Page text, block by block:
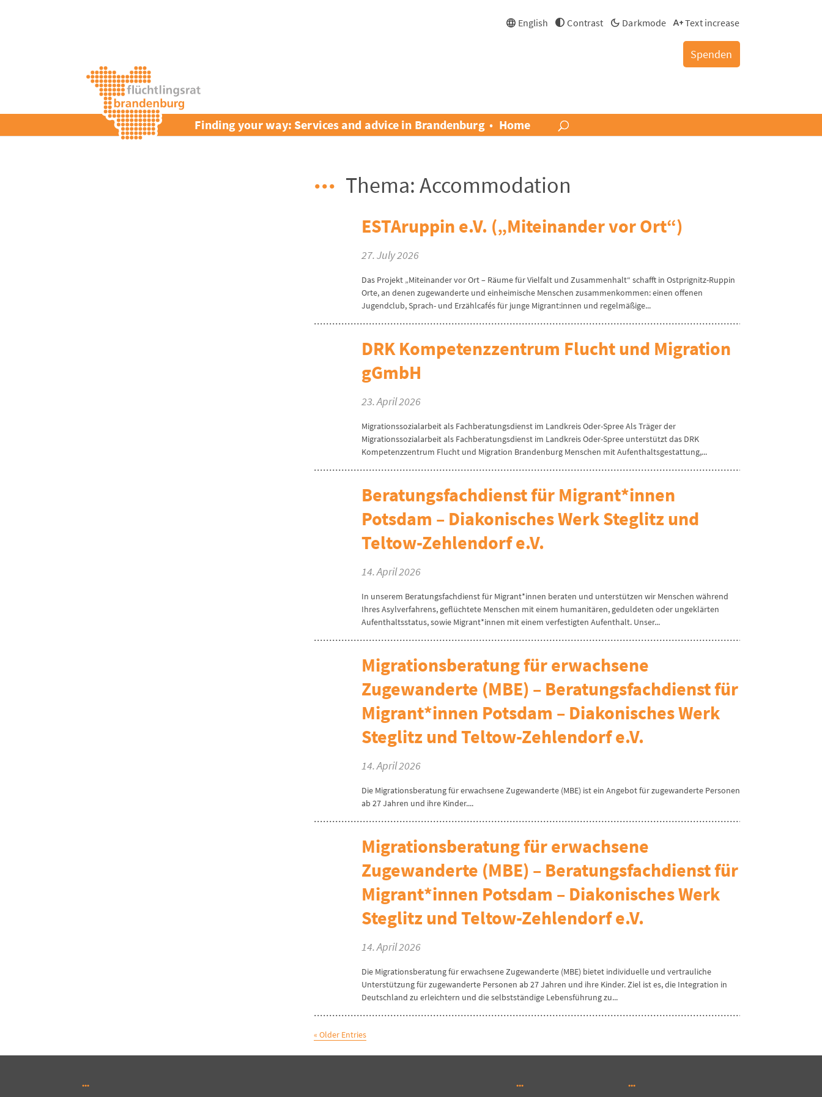
English Contrast Darkmode Text increase
Spenden
Finding your way: Services and advice in Brandenburg Home
Thema: Accommodation
ESTAruppin e.V. („Miteinander vor Ort“)
27. July 2026
Das Projekt „Miteinander vor Ort – Räume für Vielfalt und Zusammenhalt“ schafft in Ostprignitz-Ruppin
Orte, an denen zugewanderte und einheimische Menschen zusammenkommen: einen offenen
Jugendclub, Sprach- und Erzählcafés für junge Migrant:innen und regelmäßige...
DRK Kompetenzzentrum Flucht und Migration
gGmbH
23. April 2026
Migrationssozialarbeit als Fachberatungsdienst im Landkreis Oder-Spree Als Träger der
Migrationssozialarbeit als Fachberatungsdienst im Landkreis Oder-Spree unterstützt das DRK
Kompetenzzentrum Flucht und Migration Brandenburg Menschen mit Aufenthaltsgestattung,...
Beratungsfachdienst für Migrant*innen
Potsdam – Diakonisches Werk Steglitz und
Teltow-Zehlendorf e.V.
14. April 2026
In unserem Beratungsfachdienst für Migrant*innen beraten und unterstützen wir Menschen während
Ihres Asylverfahrens, geflüchtete Menschen mit einem humanitären, geduldeten oder ungeklärten
Aufenthaltsstatus, sowie Migrant*innen mit einem verfestigten Aufenthalt. Unser...
Migrationsberatung für erwachsene
Zugewanderte (MBE) – Beratungsfachdienst für
Migrant*innen Potsdam – Diakonisches Werk
Steglitz und Teltow-Zehlendorf e.V.
14. April 2026
Die Migrationsberatung für erwachsene Zugewanderte (MBE) ist ein Angebot für zugewanderte Personen
ab 27 Jahren und ihre Kinder....
Migrationsberatung für erwachsene
Zugewanderte (MBE) – Beratungsfachdienst für
Migrant*innen Potsdam – Diakonisches Werk
Steglitz und Teltow-Zehlendorf e.V.
14. April 2026
Die Migrationsberatung für erwachsene Zugewanderte (MBE) bietet individuelle und vertrauliche
Unterstützung für zugewanderte Personen ab 27 Jahren und ihre Kinder. Ziel ist es, die Integration in
Deutschland zu erleichtern und die selbstständige Lebensführung zu...
« Older Entries